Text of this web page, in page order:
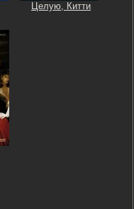
Целую, Китти